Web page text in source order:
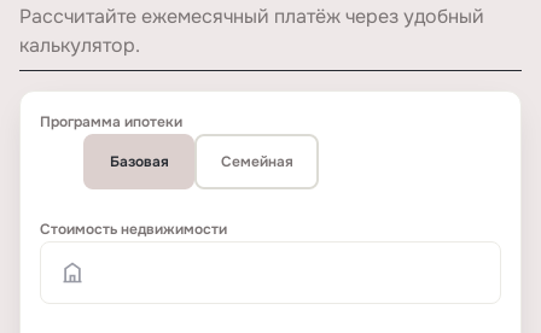
Рассчитайте ежемесячный платёж через удобный
калькулятор.
Программа ипотеки
Базовая Семейная
Стоимость недвижимости